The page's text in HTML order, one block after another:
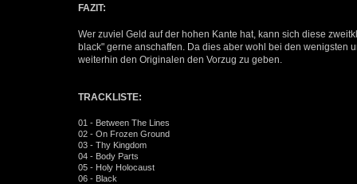
FAZIT:
Wer zuviel Geld auf der hohen Kante hat, kann sich diese
black" gerne anschaffen. Da dies aber wohl bei den wenigsten
weiterhin den Originalen den Vorzug zu geben.
TRACKLISTE:
01 - Between The Lines
02 - On Frozen Ground
03 - Thy Kingdom
04 - Body Parts
05 - Holy Holocaust
06 - Black